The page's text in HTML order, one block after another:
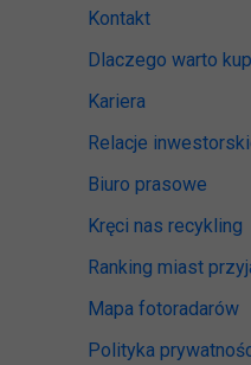
Kontakt
Dlaczego warto
Kariera
Relacje
Biuro prasowe
Kręci nas recykling
Ranking miast
Mapa fotoradarów
Polityka